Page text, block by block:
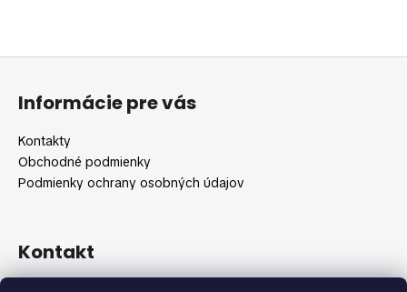
Z
Informácie pre vás
Kontakty
Obchodné podmienky
Podmienky ochrany osobných údajov
Kontakt